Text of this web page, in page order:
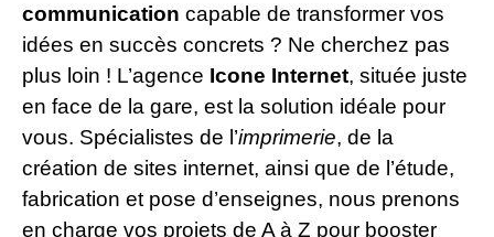
communication capable de transformer vos
idées en succès concrets ? Ne cherchez pas
plus loin ! L’agence Icone Internet, située juste
en face de la gare, est la solution idéale pour
vous. Spécialistes de l’imprimerie, de la
création de sites internet, ainsi que de l’étude,
fabrication et pose d’enseignes, nous prenons
en charge vos projets de A à Z pour booster